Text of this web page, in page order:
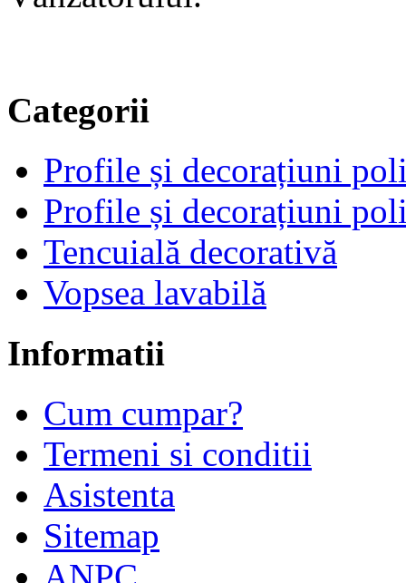
Categorii
Profile și decorațiuni
Profile și decorațiuni
Tencuială decorativă
Vopsea lavabilă
Informatii
Cum cumpar?
Termeni si conditii
Asistenta
Sitemap